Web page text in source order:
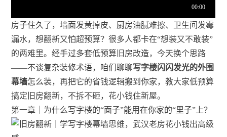
房子住久了，墙面发黄掉皮、厨房油腻难擦、卫生间发霉
漏水，想翻新又怕超预算？很多人都卡在“想装又不敢装”
的两难里。经手过多套低预算旧房改造，今天换个思路
——不谈复杂装修术语，咱们聊聊写字楼闪闪发光的外围
幕墙怎么装，再把它的省钱逻辑搬到你家，教大家低预算
搞定旧房翻新，不拆不砸，花小钱住新屋。
第一章｜为什么写字楼的“面子”能用在你家的“里子”上？